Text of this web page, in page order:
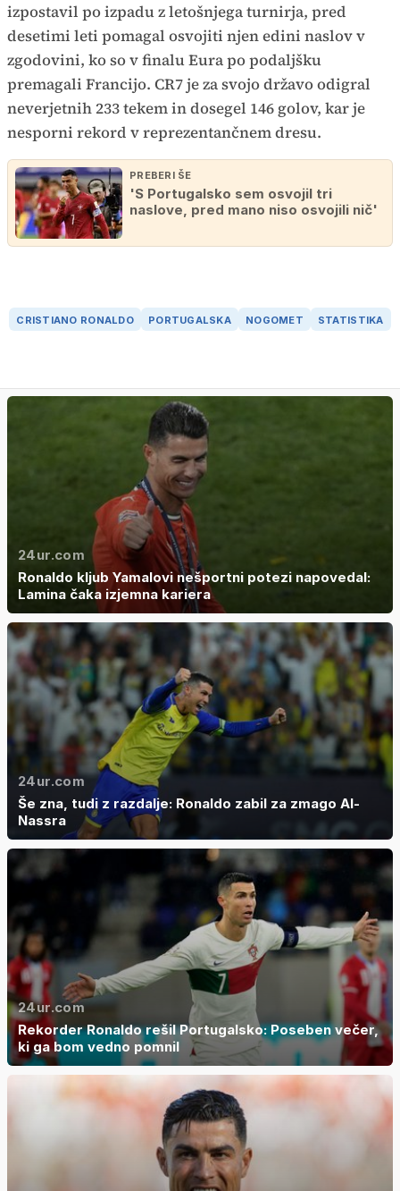
izpostavil po izpadu z letošnjega turnirja, pred
desetimi leti pomagal osvojiti njen edini naslov v
zgodovini, ko so v finalu Eura po podaljšku
premagali Francijo. CR7 je za svojo državo odigral
neverjetnih 233 tekem in dosegel 146 golov, kar je
nesporni rekord v reprezentančnem dresu.
PREBERI ŠE
'S Portugalsko sem osvojil tri
naslove, pred mano niso osvojili nič'
CRISTIANO RONALDO PORTUGALSKA NOGOMET STATISTIKA
24ur.com
Ronaldo kljub Yamalovi nešportni potezi napovedal:
Lamina čaka izjemna kariera
24ur.com
Še zna, tudi z razdalje: Ronaldo zabil za zmago Al-
Nassra
24ur.com
Rekorder Ronaldo rešil Portugalsko: Poseben večer,
ki ga bom vedno pomnil